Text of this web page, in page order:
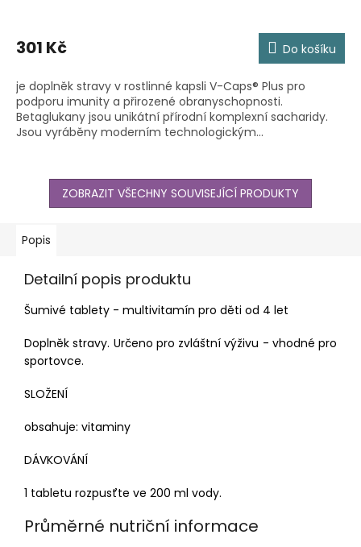
301 Kč Do košíku
je doplněk stravy v rostlinné kapsli V-Caps® Plus pro
podporu imunity a přirozené obranyschopnosti.
Betaglukany jsou unikátní přírodní komplexní sacharidy.
Jsou vyráběny moderním technologickým...
ZOBRAZIT VŠECHNY SOUVISEJÍCÍ PRODUKTY
Popis
Detailní popis produktu
Šumivé tablety - multivitamín pro děti od 4 let
Doplněk stravy. Určeno pro zvláštní výživu - vhodné pro
sportovce.
SLOŽENÍ
obsahuje: vitaminy
DÁVKOVÁNÍ
1 tabletu rozpusťte ve 200 ml vody.
Průměrné nutriční informace